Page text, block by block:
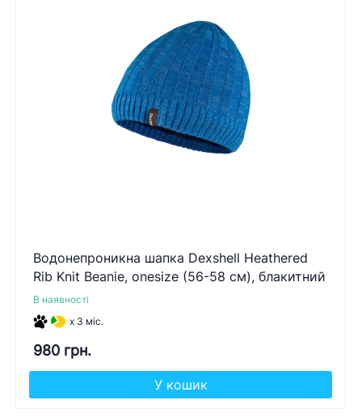
Водонепроникна шапка Dexshell Heathered
Rib Knit Beanie, onesize (56-58 см), блакитний
В наявності
x 3 міс.
980 грн.
У кошик